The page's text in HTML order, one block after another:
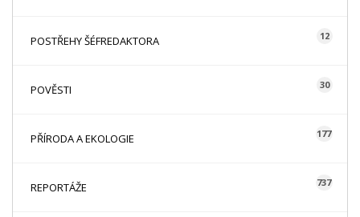
POSTŘEHY ŠÉFREDAKTORA 12
POVĚSTI 30
PŘÍRODA A EKOLOGIE 177
REPORTÁŽE 737